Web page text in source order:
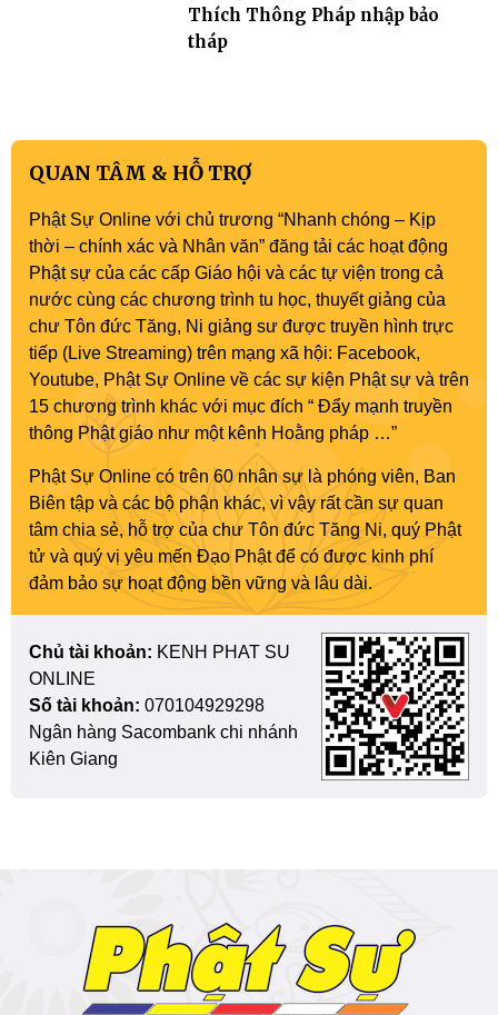
Thích Thông Pháp nhập bảo
tháp
QUAN TÂM & HỖ TRỢ
Phật Sự Online với chủ trương “Nhanh chóng – Kịp
thời – chính xác và Nhân văn” đăng tải các hoạt động
Phật sự của các cấp Giáo hội và các tự viện trong cả
nước cùng các chương trình tu học, thuyết giảng của
chư Tôn đức Tăng, Ni giảng sư được truyền hình trực
tiếp (Live Streaming) trên mạng xã hội: Facebook,
Youtube, Phật Sự Online về các sự kiện Phật sự và trên
15 chương trình khác với mục đích “ Đẩy mạnh truyền
thông Phật giáo như một kênh Hoằng pháp …”
Phật Sự Online có trên 60 nhân sự là phóng viên, Ban
Biên tập và các bộ phận khác, vì vậy rất cần sự quan
tâm chia sẻ, hỗ trợ của chư Tôn đức Tăng Ni, quý Phật
tử và quý vị yêu mến Đạo Phật để có được kinh phí
đảm bảo sự hoạt động bền vững và lâu dài.
Chủ tài khoản: KENH PHAT SU
ONLINE
Số tài khoản: 070104929298
Ngân hàng Sacombank chi nhánh
Kiên Giang